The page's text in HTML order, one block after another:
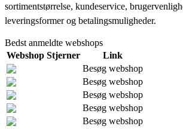
sortimentstørrelse, kundeservice,
leveringsformer og betalingsmuligheder.
Bedst anmeldte webshops
Webshop Stjerner
Link
Besøg webshop
Besøg webshop
Besøg webshop
Besøg webshop
Besøg webshop